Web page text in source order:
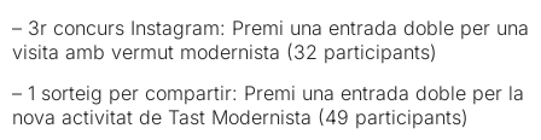
– 3r concurs Instagram: Premi una entrada doble per una
visita amb vermut modernista (32 participants)
– 1 sorteig per compartir: Premi una entrada doble per la
nova activitat de Tast Modernista (49 participants)